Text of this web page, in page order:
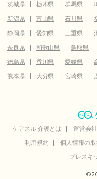
茨城県
栃木県 群馬県
新潟県
富山県 石川県
静岡県
愛知県 三重県
奈良県
和歌山県 鳥取県
徳島県
香川県 愛媛県
熊本県
大分県 宮崎県
ケアスル 介護とは 運営会社
利用規約
個人情報の
プレスキ